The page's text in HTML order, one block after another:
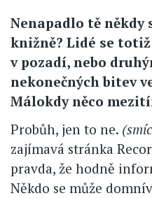
Nenapadlo tě někdy
knižně? Lidé se
v pozadí, nebo
nekonečných bitev
Málokdy něco
Probůh, jen to ne.
zajímavá stránka
pravda, že hodně
Někdo se může